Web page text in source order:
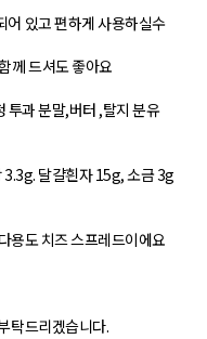
어 있고 편하게 사용하실수
께 드셔도 좋아요
투과 분말,버터 ,탈지 분유
달걀흰자 15g, 소금 3g
용도 치즈 스프레드이에요
탁드리겠습니다.